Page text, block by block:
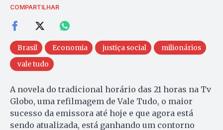
COMPARTILHAR
Brasil Economia justiça social
milionários
vale tudo
A novela do tradicional horário das 21 horas na Tv
Globo, uma refilmagem de Vale Tudo, o maior
sucesso da emissora até hoje e que agora está
sendo atualizada, está ganhando um contorno